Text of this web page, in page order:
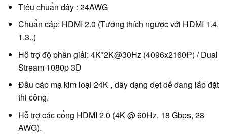
Tiêu chuẩn dây : 24AWG
Chuẩn cáp: HDMI 2.0 (Tương thích ngược với HDMI 1.4,
1.3..)
Hỗ trợ độ phân giải: 4K*2K@30Hz (4096x2160P) / Dual
Stream 1080p 3D
Đầu cáp mạ kim loại 24K , dây dạng dẹt dễ dang lắp đặt
thi công.
Hỗ trợ các cổng HDMI 2.0 (4K @ 60Hz, 18 Gbps, 28
AWG).